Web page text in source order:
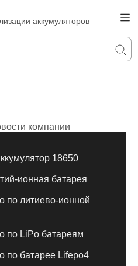
аккумуляторов
компании
18650
ионная батарея
по литиево-ионной
по LiPo батареям
по батарее Lifepo4